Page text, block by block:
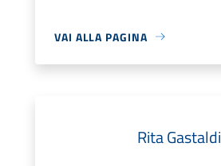
VAI ALLA PAGINA
Rita Gastaldi